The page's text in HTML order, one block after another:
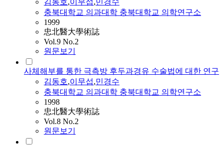
김동호,이무섭,민경수
충북대학교 의과대학 충북대학교 의학연구소
1999
忠北醫大學術誌
Vol.9 No.2
원문보기
사체해부를 통한 극측방 후두과경유 수술법에 대한 연구
김동호,이무섭,민경수
충북대학교 의과대학 충북대학교 의학연구소
1998
忠北醫大學術誌
Vol.8 No.2
원문보기